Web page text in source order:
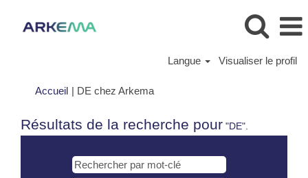
Langue Visualiser le profil
Accueil | DE chez Arkema(page
Résultats de la recherche pour "DE".